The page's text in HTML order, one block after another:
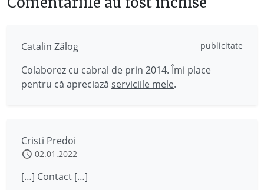
Catalin Zălog publicitate
Colaborez cu cabral de prin 2014. Îmi place
pentru că apreciază serviciile mele.
Cristi Predoi
02.01.2022
[…] Contact […]